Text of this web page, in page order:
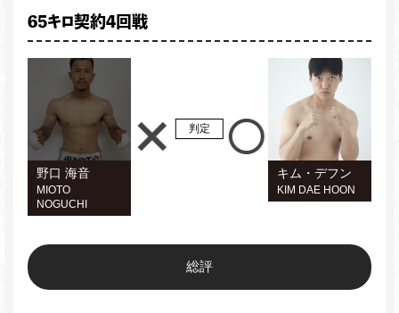
65キロ契約4回戦
野口 海音
MIOTO
NOGUCHI
判定
キム・デフン
KIM DAE HOON
総評